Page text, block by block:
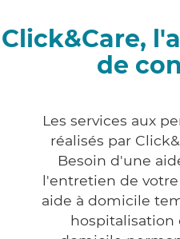
Click&Care,
de
Les services aux
réalisés par
Besoin d'une
l'entretien de
aide à domicile
hospitalisation